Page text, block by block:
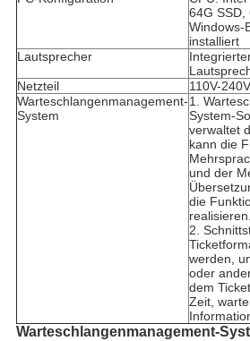
64G SSD,
Windows-
installiert
Lautsprecher
Netzteil
110V-240V
Warteschlangenmanagement-
System
1.
System-
verwaltet
kann die
und der
die
realisieren.
2.
werden,
oder
dem
Zeit,
Warteschlangenmanagement-